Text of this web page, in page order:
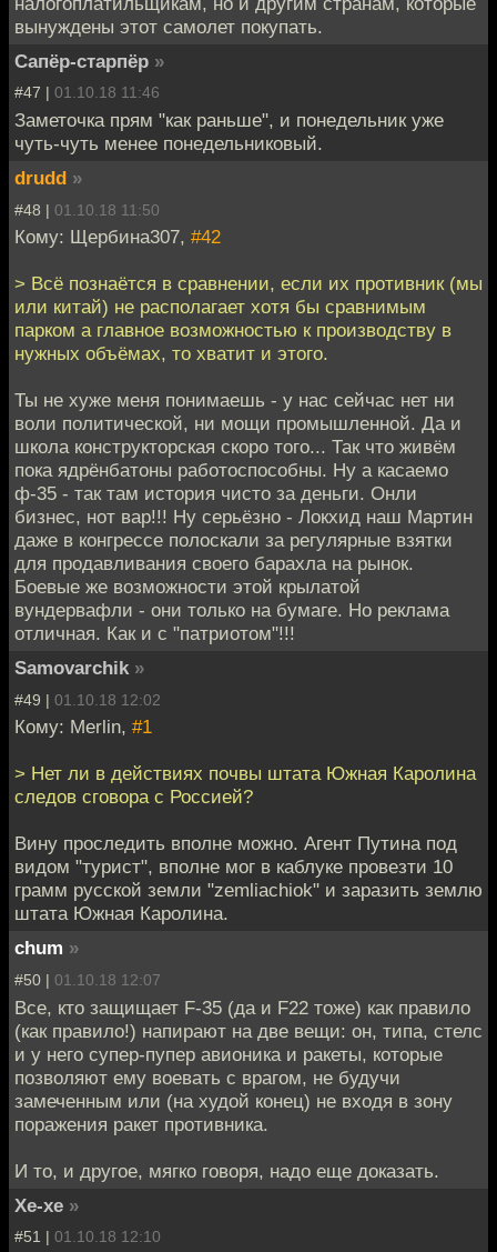
вынуждены этот самолет покупать.
Сапёр-старпёр »
#47 | 01.10.18 11:46
Заметочка прям "как раньше", и понедельник уже
чуть-чуть менее понедельниковый.
drudd »
#48 | 01.10.18 11:50
Кому: Щербина307, #42
> Всё познаётся в сравнении, если их противник (мы
или китай) не располагает хотя бы сравнимым
парком а главное возможностью к производству в
нужных объёмах, то хватит и этого.
Ты не хуже меня понимаешь - у нас сейчас нет ни
воли политической, ни мощи промышленной. Да и
школа конструкторская скоро того... Так что живём
пока ядрёнбатоны работоспособны. Ну а касаемо
ф-35 - так там история чисто за деньги. Онли
бизнес, нот вар!!! Ну серьёзно - Локхид наш Мартин
даже в конгрессе полоскали за регулярные взятки
для продавливания своего барахла на рынок.
Боевые же возможности этой крылатой
вундервафли - они только на бумаге. Но реклама
отличная. Как и с "патриотом"!!!
Samovarchik »
#49 | 01.10.18 12:02
Кому: Merlin, #1
> Нет ли в действиях почвы штата Южная Каролина
следов сговора с Россией?
Вину проследить вполне можно. Агент Путина под
видом "турист", вполне мог в каблуке провезти 10
грамм русской земли "zemliachiok" и заразить землю
штата Южная Каролина.
chum »
#50 | 01.10.18 12:07
Все, кто защищает F-35 (да и F22 тоже) как правило
(как правило!) напирают на две вещи: он, типа, стелс
и у него супер-пупер авионика и ракеты, которые
позволяют ему воевать с врагом, не будучи
замеченным или (на худой конец) не входя в зону
поражения ракет противника.
И то, и другое, мягко говоря, надо еще доказать.
Хе-хе »
#51 | 01.10.18 12:10